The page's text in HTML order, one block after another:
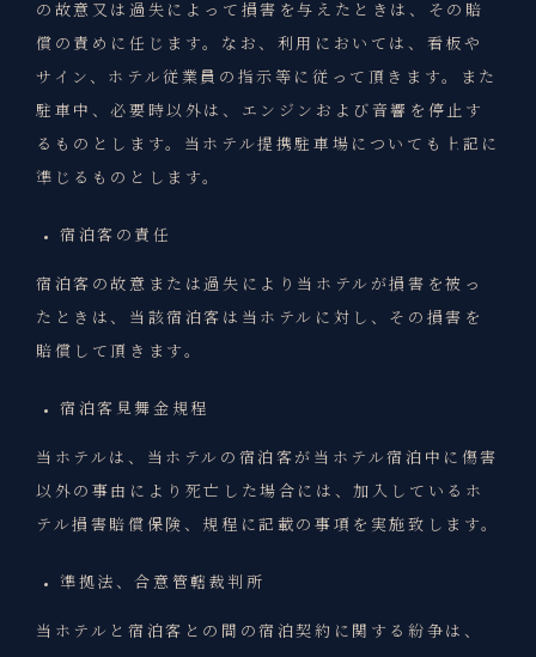
の故意又は過失によって損害を与えたときは、その賠
償の責めに任じます。なお、利用においては、看板や
サイン、ホテル従業員の指示等に従って頂きます。また
駐車中、必要時以外は、エンジンおよび音響を停止す
るものとします。当ホテル提携駐車場についても上記に
準じるものとします。
宿泊客の責任
宿泊客の故意または過失により当ホテルが損害を被っ
たときは、当該宿泊客は当ホテルに対し、その損害を
賠償して頂きます。
宿泊客見舞金規程
当ホテルは、当ホテルの宿泊客が当ホテル宿泊中に傷害
以外の事由により死亡した場合には、加入しているホ
テル損害賠償保険、規程に記載の事項を実施致します。
準拠法、合意管轄裁判所
当ホテルと宿泊客との間の宿泊契約に関する紛争は、